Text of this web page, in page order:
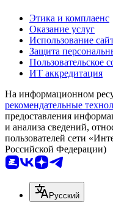
Этика и комплаенс
Оказание услуг
Использование
Защита
Пользовательское
ИТ аккредитация
На информационном
рекомендательные
предоставления
и анализа сведений,
пользователей сети
Российской Федерации)
Русский